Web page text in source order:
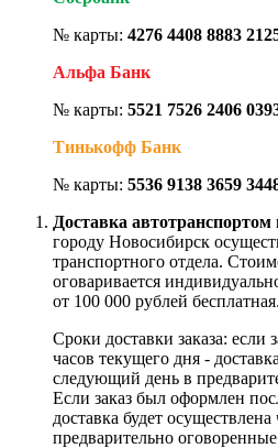
№ карты: 4276 4408 8883
Альфа Банк
№ карты: 5521 7526 2406
Тинькофф Банк
№ карты: 5536 9138 3659
Доставка автотранспортом
городу Новосибирск
транспортного отдела.
оговаривается
от 100 000 рублей бесплатная.
Сроки доставки заказа: если
часов текущего дня -
следующий день в
Если заказ был оформлен
доставка будет осуществлена
предварительно